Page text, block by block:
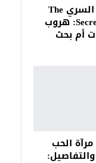
العميل السري The
Secret Agent: هروب
أم بحث
الحب